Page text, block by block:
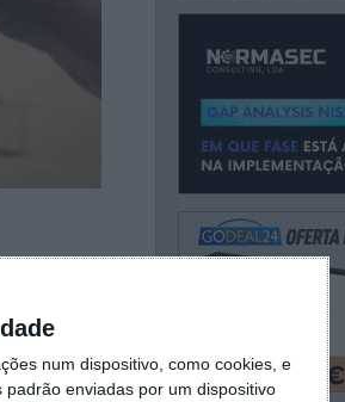
num dispositivo, como cookies, e
enviadas por um dispositivo
de
pós-
das